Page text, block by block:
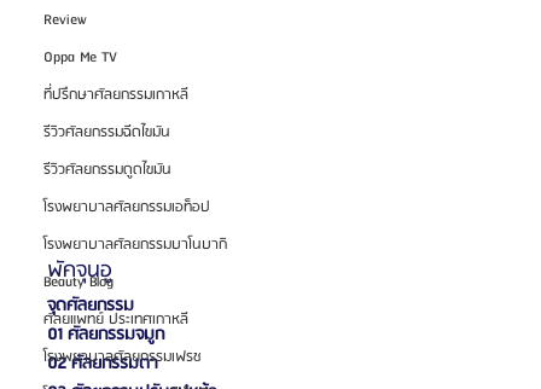
Review
Oppa Me TV
ที่ปรึกษาศัลยกรรมเกาหลี
รีวิวศัลยกรรมฉีดไขมัน
รีวิวศัลยกรรมดูดไขมัน
โรงพยาบาลศัลยกรรมเอท็อป
โรงพยาบาลศัลยกรรมบาโนบากิ
Beauty Blog
ศัลยแพทย์ ประเทศเกาหลี
โรงพยาบาลศัลยกรรมเฟรช
พัคจุนอู
จุดศัลยกรรม
01 ศัลยกรรมจมูก
02 ศัลยกรรมตา